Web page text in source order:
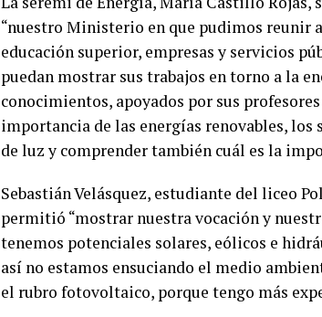
“nuestro Ministerio en que pudimos reunir
educación superior, empresas y servicios
puedan mostrar sus trabajos en torno a la
conocimientos, apoyados por sus
importancia de las energías renovables,
de luz y comprender también cuál es la
Sebastián Velásquez, estudiante del liceo
permitió “mostrar nuestra vocación y
tenemos potenciales solares, eólicos e
así no estamos ensuciando el medio
el rubro fotovoltaico, porque tengo más